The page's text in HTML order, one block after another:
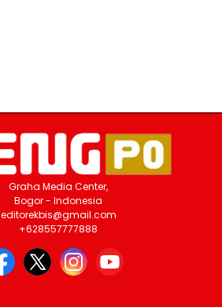
Graha Media Center,
Bogor - Indonesia
editorekbis@gmail.com
+628557777888